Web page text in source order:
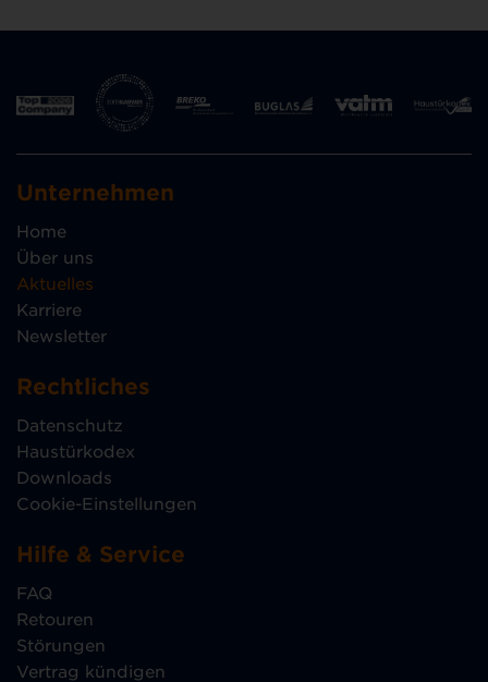
Unternehmen
Home
Über uns
Aktuelles
Karriere
Newsletter
Rechtliches
Datenschutz
Haustürkodex
Downloads
Cookie-Einstellungen
Hilfe & Service
FAQ
Retouren
Störungen
Vertrag kündigen